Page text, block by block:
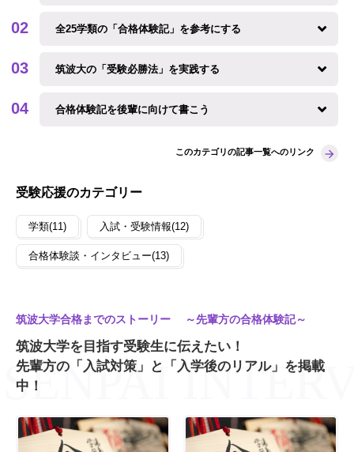
全25学類の「合格体験記」を参考にする
筑波大の「受験必勝法」を実践する
合格体験記を後輩に向けて書こう
このカテゴリの記事一覧へのリンク
受験応援のカテゴリー
学類(11) 入試・受験情報(12)
合格体験談・インタビュー(13)
筑波大学合格までのストーリー ～先輩方の合格体験記～
筑波大学を目指す受験生に伝えたい！
先輩方の「入試対策」と「入学後のリアル」を掲載
中！